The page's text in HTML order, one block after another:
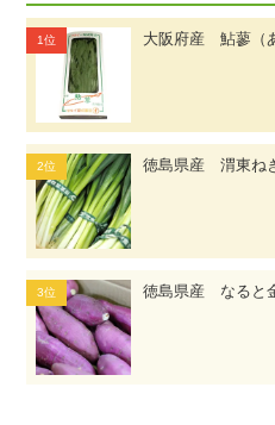
大阪府産 鮎蓼（
徳島県産 渭東ね
徳島県産 なると